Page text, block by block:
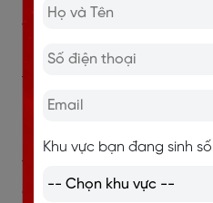
học phù hợp với việc
thuyết. Bên cạnh đó,
là các sản phẩm của khóa
cuộc thi hay các buổi tọa
Khu vực bạn đang sinh